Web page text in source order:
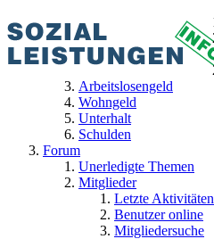
Arbeitslosengeld
Wohngeld
Unterhalt
Schulden
Forum
Unerledigte Themen
Mitglieder
Letzte Aktivitäten
Benutzer online
Mitgliedersuche